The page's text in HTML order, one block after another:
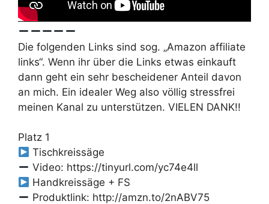
Die folgenden Links sind sog. „Amazon affiliate
links“. Wenn ihr über die Links etwas einkauft
dann geht ein sehr bescheidener Anteil davon
an mich. Ein idealer Weg also völlig stressfrei
meinen Kanal zu unterstützen. VIELEN DANK!!
Platz 1
Tischkreissäge
Video: https://tinyurl.com/yc74e4ll
Handkreissäge + FS
Produktlink: http://amzn.to/2nABV75